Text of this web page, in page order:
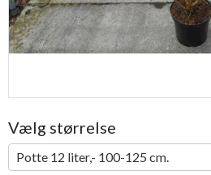
Vælg størrelse
Potte 12 liter,- 100-125 cm.